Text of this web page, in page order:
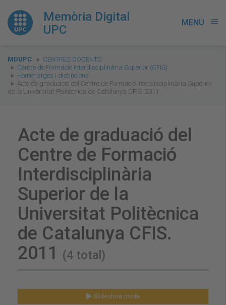
Memòria Digital
UPC
MENU menu
You
are
here:
MDUPC
CENTRES DOCENTS
Centre de Formació Interdisciplinària Superior (CFIS)
Homenatges i distincions
Acte de graduació del Centre de Formació Interdisciplinària Superior
de la Universitat Politècnica de Catalunya CFIS. 2011
Acte de graduació del
Centre de Formació
Interdisciplinària
Superior de la
Universitat Politècnica
de Catalunya CFIS.
2011
(4 total)
Slideshow mode